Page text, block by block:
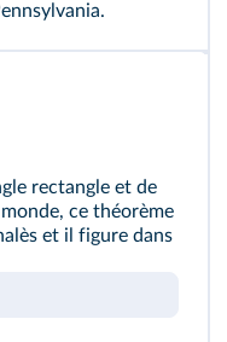
rectangle et de
ce théorème
et il figure dans